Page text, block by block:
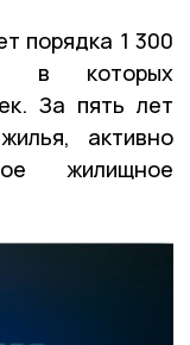
порядка 1 300
в которых
За пять лет
активно
жилищное